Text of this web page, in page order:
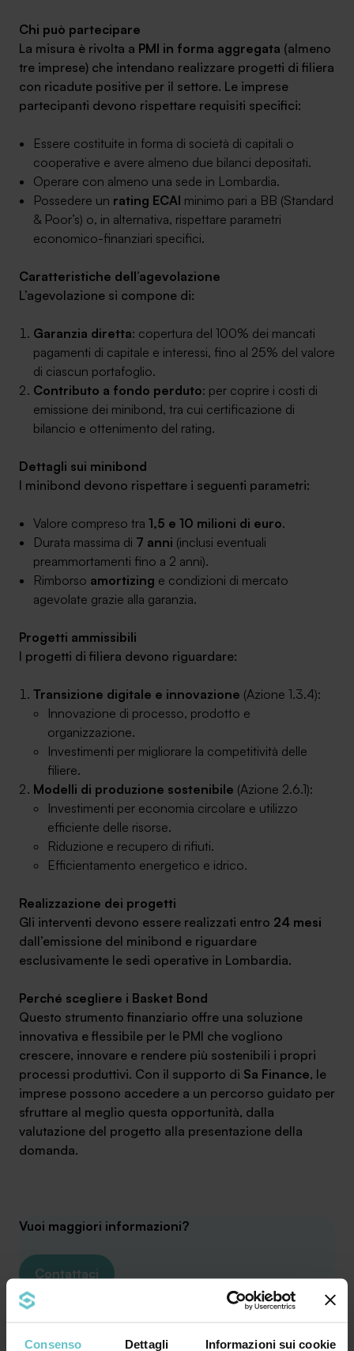
Consenso Dettagli Informazioni sui cookie
SA Finance Mediazione Creditizia Srl, società di mediazione creditizia iscritta
all'Oam n.M336
Chi può partecipare
La misura è rivolta a PMI in forma aggregata (almeno
tre imprese) che intendano realizzare progetti di filiera
con ricadute positive per il settore. Le imprese
partecipanti devono rispettare requisiti specifici:
Essere costituite in forma di società di capitali o
cooperative e avere almeno due bilanci depositati.
Operare con almeno una sede in Lombardia.
Possedere un rating ECAI minimo pari a BB (Standard
& Poor’s) o, in alternativa, rispettare parametri
economico-finanziari specifici.
Caratteristiche dell’agevolazione
L’agevolazione si compone di:
Garanzia diretta: copertura del 100% dei mancati
pagamenti di capitale e interessi, fino al 25% del valore
di ciascun portafoglio.
Contributo a fondo perduto: per coprire i costi di
emissione dei minibond, tra cui certificazione di
bilancio e ottenimento del rating.
Dettagli sui minibond
I minibond devono rispettare i seguenti parametri:
Valore compreso tra 1,5 e 10 milioni di euro.
Durata massima di 7 anni (inclusi eventuali
preammortamenti fino a 2 anni).
Rimborso amortizing e condizioni di mercato
agevolate grazie alla garanzia.
Progetti ammissibili
I progetti di filiera devono riguardare:
Transizione digitale e innovazione (Azione 1.3.4):
Innovazione di processo, prodotto e
organizzazione.
Investimenti per migliorare la competitività delle
filiere.
Modelli di produzione sostenibile (Azione 2.6.1):
Investimenti per economia circolare e utilizzo
efficiente delle risorse.
Riduzione e recupero di rifiuti.
Efficientamento energetico e idrico.
Realizzazione dei progetti
Gli interventi devono essere realizzati entro 24 mesi
dall’emissione del minibond e riguardare
esclusivamente le sedi operative in Lombardia.
Perché scegliere i Basket Bond
Questo strumento finanziario offre una soluzione
innovativa e flessibile per le PMI che vogliono
crescere, innovare e rendere più sostenibili i propri
processi produttivi. Con il supporto di Sa Finance, le
imprese possono accedere a un percorso guidato per
sfruttare al meglio questa opportunità, dalla
valutazione del progetto alla presentazione della
domanda.
Vuoi maggiori informazioni?
Contattaci